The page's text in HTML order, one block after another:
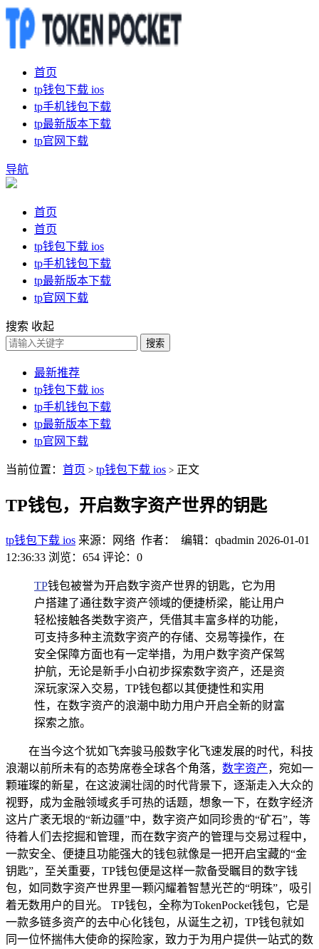
首页
tp钱包下载 ios
tp手机钱包下载
tp最新版本下载
tp官网下载
导航
首页
首页
tp钱包下载 ios
tp手机钱包下载
tp最新版本下载
tp官网下载
搜索 收起
搜索
最新推荐
tp钱包下载 ios
tp手机钱包下载
tp最新版本下载
tp官网下载
当前位置： 首页 > tp钱包下载 ios > 正文
TP钱包，开启数字资产世界的钥匙
tp钱包下载 ios 来源：网络 作者： 编辑：qbadmin 2026-01-01
12:36:33 浏览：654 评论：0
TP钱包被誉为开启数字资产世界的钥匙，它为用
户搭建了通往数字资产领域的便捷桥梁，能让用户
轻松接触各类数字资产，凭借其丰富多样的功能，
可支持多种主流数字资产的存储、交易等操作，在
安全保障方面也有一定举措，为用户数字资产保驾
护航，无论是新手小白初步探索数字资产，还是资
深玩家深入交易，TP钱包都以其便捷性和实用
性，在数字资产的浪潮中助力用户开启全新的财富
探索之旅。
在当今这个犹如飞奔骏马般数字化飞速发展的时代，科技
浪潮以前所未有的态势席卷全球各个角落， 数字资产，宛如一
颗璀璨的新星，在这波澜壮阔的时代背景下，逐渐走入大众的
视野，成为金融领域炙手可热的话题，想象一下，在数字经济
这片广袤无垠的“新边疆”中，数字资产如同珍贵的“矿石”，等
待着人们去挖掘和管理，而在数字资产的管理与交易过程中，
一款安全、便捷且功能强大的钱包就像是一把开启宝藏的“金
钥匙”，至关重要，TP钱包便是这样一款备受瞩目的数字钱
包，如同数字资产世界里一颗闪耀着智慧光芒的“明珠”，吸引
着无数用户的目光。 TP钱包，全称为TokenPocket钱包，它是
一款多链多资产的去中心化钱包，从诞生之初，TP钱包就如
同一位怀揣伟大使命的探险家，致力于为用户提供一站式的数